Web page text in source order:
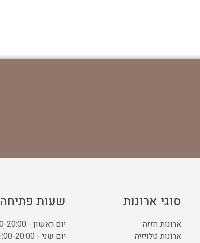
סוגי ארונות
ארונות הזזה
ארונות טלויזיה
שעות פתיחה
יום ראשון - 11:00-20:00
יום שני - 11:00-20:00